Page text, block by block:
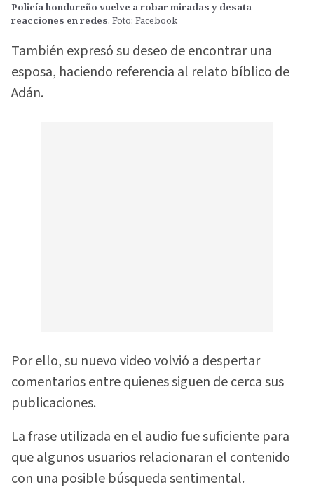
Policía hondureño vuelve a robar miradas y desata
reacciones en redes. Foto: Facebook
También expresó su deseo de encontrar una
esposa, haciendo referencia al relato bíblico de
Adán.
Por ello, su nuevo video volvió a despertar
comentarios entre quienes siguen de cerca sus
publicaciones.
La frase utilizada en el audio fue suficiente para
que algunos usuarios relacionaran el contenido
con una posible búsqueda sentimental.